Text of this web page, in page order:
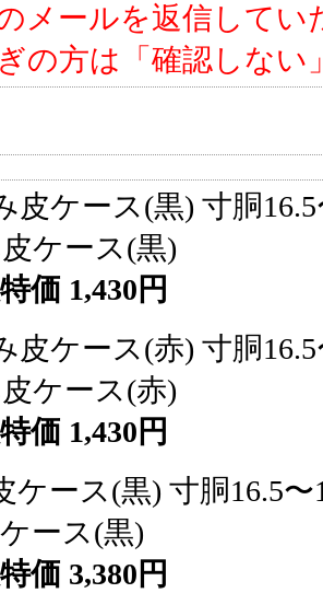
メールを返信してい
の方は「確認しない
ケース(黒)
価 1,430 円
ケース(赤)
価 1,430 円
ース(黒)
価 3,380 円